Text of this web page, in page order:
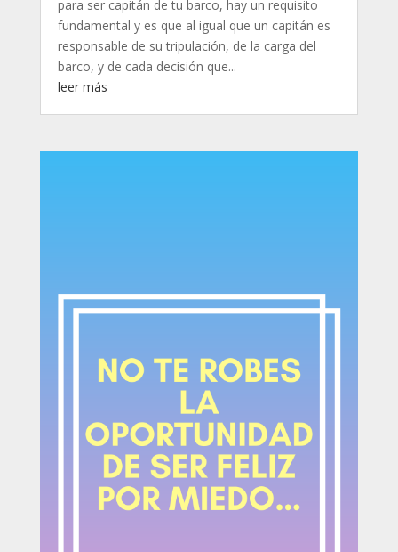
para ser capitán de tu barco, hay un requisito
fundamental y es que al igual que un capitán es
responsable de su tripulación, de la carga del
barco, y de cada decisión que...
leer más